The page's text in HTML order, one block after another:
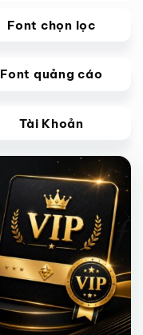
Font chọn lọc
Font quảng cáo
Tài Khoản